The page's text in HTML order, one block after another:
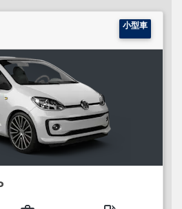
小型車